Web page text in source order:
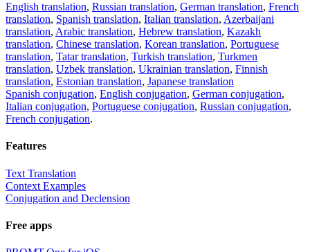
English translation, Russian translation, German translation, French
translation, Spanish translation, Italian translation, Azerbaijani
translation, Arabic translation, Hebrew translation, Kazakh
translation, Chinese translation, Korean translation, Portuguese
translation, Tatar translation, Turkish translation, Turkmen
translation, Uzbek translation, Ukrainian translation, Finnish
translation, Estonian translation, Japanese translation
Spanish conjugation, English conjugation, German conjugation,
Italian conjugation, Portuguese conjugation, Russian conjugation,
French conjugation.
Features
Text Translation
Context Examples
Conjugation and Declension
Free apps